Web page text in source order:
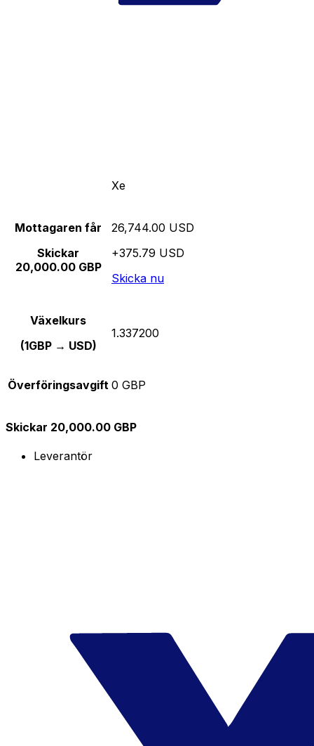
Xe
Mottagaren får
Skickar
20,000.00 GBP
26,744.00 USD
+375.79 USD
Skicka nu
Växelkurs
(1GBP → USD)
1.337200
Överföringsavgift 0 GBP
Skickar 20,000.00 GBP
Leverantör